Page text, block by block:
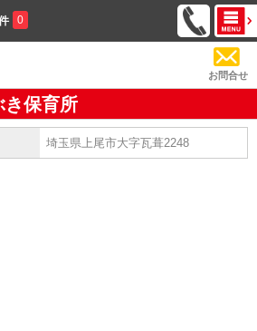
0
お問合せ
き保育所
埼玉県上尾市大字瓦葺2248